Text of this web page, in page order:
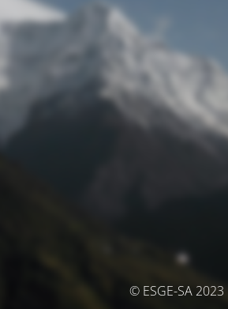
© ESGE-SA 2023